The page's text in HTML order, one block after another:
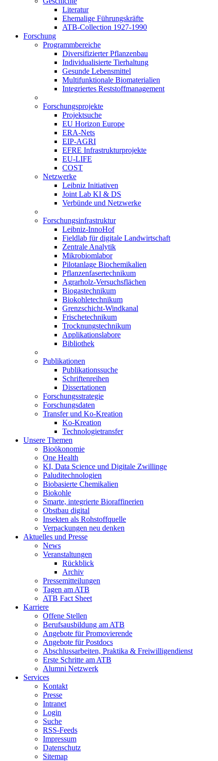
Literatur
Ehemalige Führungskräfte
ATB-Collection 1927-1990
Forschung
Programmbereiche
Diversifizierter Pflanzenbau
Individualisierte Tierhaltung
Gesunde Lebensmittel
Multifunktionale Biomaterialien
Integriertes Reststoffmanagement
Forschungsprojekte
Projektsuche
EU Horizon Europe
ERA-Nets
EIP-AGRI
EFRE Infrastrukturprojekte
EU-LIFE
COST
Netzwerke
Leibniz Initiativen
Joint Lab KI & DS
Verbünde und Netzwerke
Forschungsinfrastruktur
Leibniz-InnoHof
Fieldlab für digitale Landwirtschaft
Zentrale Analytik
Mikrobiomlabor
Pilotanlage Biochemikalien
Pflanzenfasertechnikum
Agrarholz-Versuchsflächen
Biogastechnikum
Biokohletechnikum
Grenzschicht-Windkanal
Frischetechnikum
Trocknungstechnikum
Applikationslabore
Bibliothek
Publikationen
Publikationssuche
Schriftenreihen
Dissertationen
Forschungsstrategie
Forschungsdaten
Transfer und Ko-Kreation
Ko-Kreation
Technologietransfer
Unsere Themen
Bioökonomie
One Health
KI, Data Science und Digitale Zwillinge
Paluditechnologien
Biobasierte Chemikalien
Biokohle
Smarte, integrierte Bioraffinerien
Obstbau digital
Insekten als Rohstoffquelle
Verpackungen neu denken
Aktuelles und Presse
News
Veranstaltungen
Rückblick
Archiv
Pressemitteilungen
Tagen am ATB
ATB Fact Sheet
Karriere
Offene Stellen
Berufsausbildung am ATB
Angebote für Promovierende
Angebote für Postdocs
Abschlussarbeiten, Praktika & Freiwilligendienst
Erste Schritte am ATB
Alumni Netzwerk
Services
Kontakt
Presse
Intranet
Login
Suche
RSS-Feeds
Impressum
Datenschutz
Sitemap